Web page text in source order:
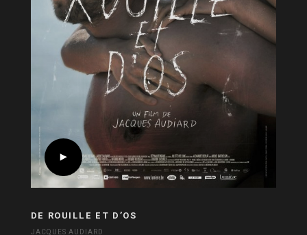
DE ROUILLE ET D’OS
JACQUES AUDIARD